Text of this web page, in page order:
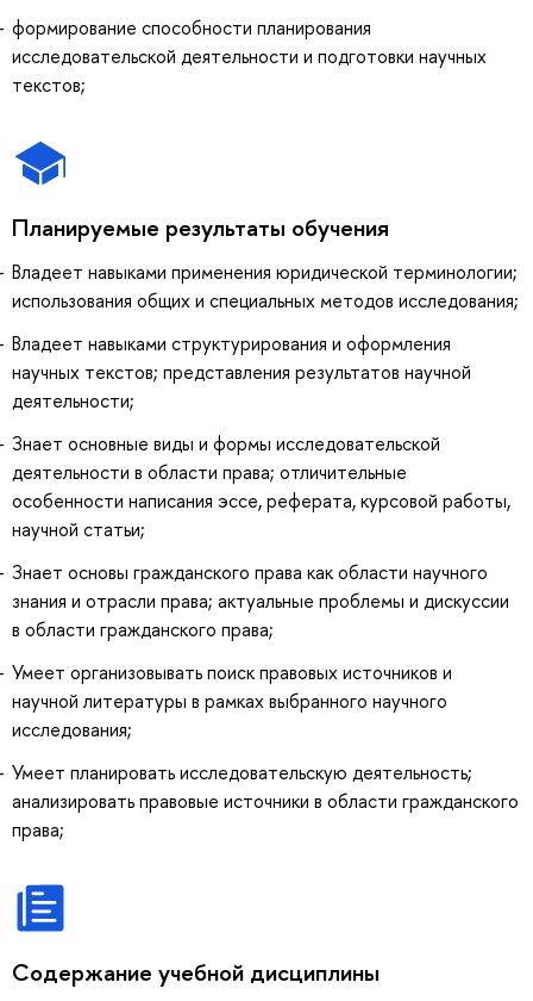
формирование способности планирования
исследовательской деятельности и подготовки научных
текстов;
Планируемые результаты обучения
Владеет навыками применения юридической терминологии;
использования общих и специальных методов исследования;
Владеет навыками структурирования и оформления
научных текстов; представления результатов научной
деятельности;
Знает основные виды и формы исследовательской
деятельности в области права; отличительные
особенности написания эссе, реферата, курсовой работы,
научной статьи;
Знает основы гражданского права как области научного
знания и отрасли права; актуальные проблемы и дискуссии
в области гражданского права;
Умеет организовывать поиск правовых источников и
научной литературы в рамках выбранного научного
исследования;
Умеет планировать исследовательскую деятельность;
анализировать правовые источники в области гражданского
права;
Содержание учебной дисциплины